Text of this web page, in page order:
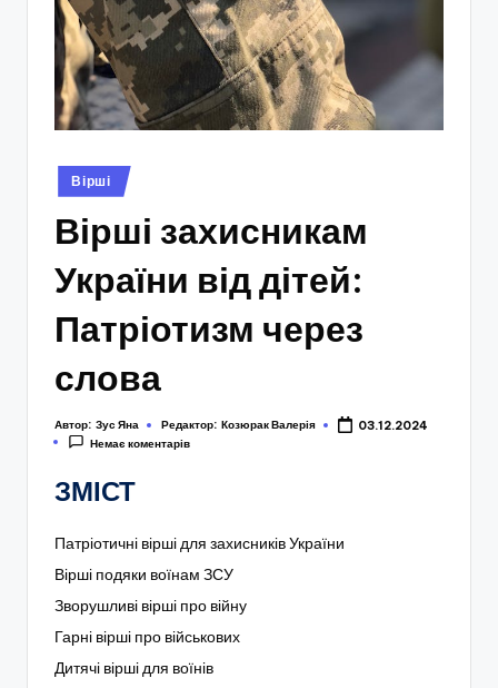
Опубліковано
у
Вірші
Вірші захисникам
України від дітей:
Патріотизм через
слова
Автор: Зус Яна Редактор: Козюрак Валерія
03.12.2024
Немає коментарів
ЗМІСТ
Патріотичні вірші для захисників України
Вірші подяки воїнам ЗСУ
Зворушливі вірші про війну
Гарні вірші про військових
Дитячі вірші для воїнів